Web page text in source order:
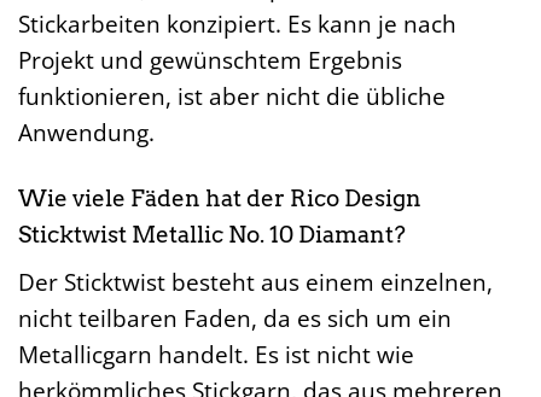
Stickarbeiten konzipiert. Es kann je nach
Projekt und gewünschtem Ergebnis
funktionieren, ist aber nicht die übliche
Anwendung.
Wie viele Fäden hat der Rico Design
Sticktwist Metallic No. 10 Diamant?
Der Sticktwist besteht aus einem einzelnen,
nicht teilbaren Faden, da es sich um ein
Metallicgarn handelt. Es ist nicht wie